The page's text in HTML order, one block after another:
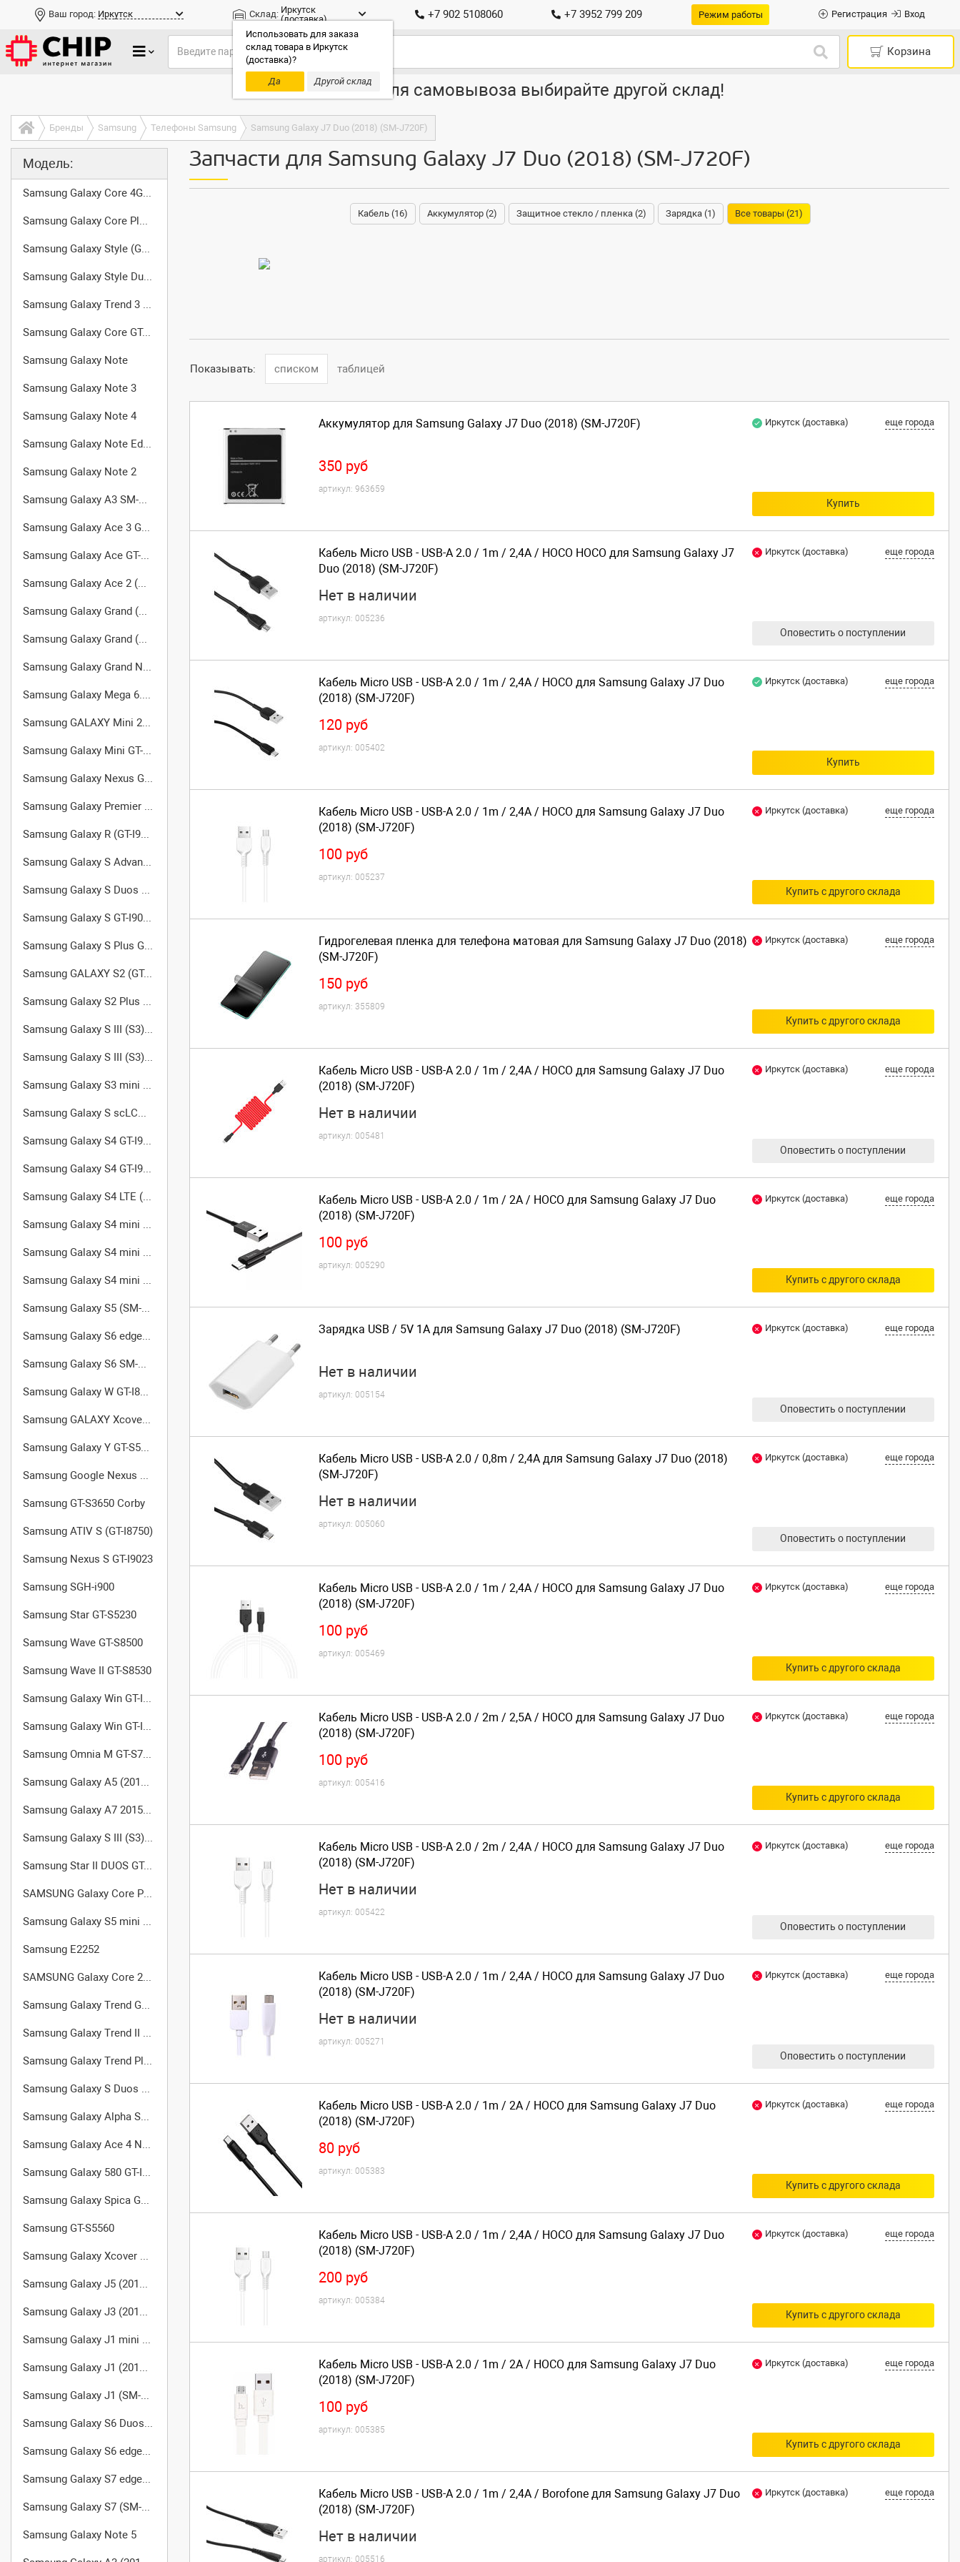
Ваш город: Иркутск Склад: Иркутск
(доставка)
Использовать для заказа
склад товара в Иркутск
(доставка)?
Да
Другой склад
+7 902 5108060 +7 3952 799 209 Режим работы Регистрация Вход
Корзина
Только доставка, для самовывоза выбирайте другой склад!
Бренды Samsung Телефоны Samsung Samsung Galaxy J7 Duo (2018) (SM-J720F)
Модель:
Samsung Galaxy Core 4G (SM-G3518)
Samsung Galaxy Core Plus (SM-G350)
Samsung Galaxy Style (GT-I8268)
Samsung Galaxy Style Duos (GT-I8262D)
Samsung Galaxy Trend 3 (SM-G3502)
Samsung Galaxy Core GT-I8262
Samsung Galaxy Note
Samsung Galaxy Note 3
Samsung Galaxy Note 4
Samsung Galaxy Note Edge
Samsung Galaxy Note 2
Samsung Galaxy A3 SM-A300F/DS
Samsung Galaxy Ace 3 GT-S7270
Samsung Galaxy Ace GT-S5830
Samsung Galaxy Ace 2 (GT-I8160)
Samsung Galaxy Grand (GT-I9080)
Samsung Galaxy Grand (GT-I9082)
Samsung Galaxy Grand Neo (GT-I9060)
Samsung Galaxy Mega 6.3 GT-I9200
Samsung GALAXY Mini 2 (GT-S6500D)
Samsung Galaxy Mini GT-S5570
Samsung Galaxy Nexus GT-I9250
Samsung Galaxy Premier GT-I9260
Samsung Galaxy R (GT-I9103)
Samsung Galaxy S Advance GT-I9070
Samsung Galaxy S Duos GT-S7562
Samsung Galaxy S GT-I9000
Samsung Galaxy S Plus GT-I9001
Samsung GALAXY S2 (GT-I9100)
Samsung Galaxy S2 Plus GT-I9105
Samsung Galaxy S III (S3) GT-I9300
Samsung Galaxy S III (S3) GT-I9305 LTE
Samsung Galaxy S3 mini (GT-I8190)
Samsung Galaxy S scLCD GT-I9003
Samsung Galaxy S4 GT-I9500
Samsung Galaxy S4 GT-I9502
Samsung Galaxy S4 LTE (GT-I9505)
Samsung Galaxy S4 mini Duos GT-I9192
Samsung Galaxy S4 mini GT-I9190
Samsung Galaxy S4 mini Black Edition (GT-I9195)
Samsung Galaxy S5 (SM-G900FD)
Samsung Galaxy S6 edge (SM-G925F)
Samsung Galaxy S6 SM-G920
Samsung Galaxy W GT-I8150
Samsung GALAXY Xcover (GT-S5690)
Samsung Galaxy Y GT-S5360
Samsung Google Nexus S I9020
Samsung GT-S3650 Corby
Samsung ATIV S (GT-I8750)
Samsung Nexus S GT-I9023
Samsung SGH-i900
Samsung Star GT-S5230
Samsung Wave GT-S8500
Samsung Wave II GT-S8530
Samsung Galaxy Win GT-I8550
Samsung Galaxy Win GT-I8552 (Dual SIM)
Samsung Omnia M GT-S7530
Samsung Galaxy A5 (2015) (SM-A500F/DS)
Samsung Galaxy A7 2015 (SM-A700FD)
Samsung Galaxy S III (S3) GT-I9301
Samsung Star II DUOS GT-C6712
SAMSUNG Galaxy Core Prime VE SM-G361H
Samsung Galaxy S5 mini (SM-G800F)
Samsung E2252
SAMSUNG Galaxy Core 2 Duos SM-G355H
Samsung Galaxy Trend GT-S7560
Samsung Galaxy Trend II Duos S7572
Samsung Galaxy Trend Plus GT-S7580
Samsung Galaxy S Duos 2 GT-S7582
Samsung Galaxy Alpha SM-G850F
Samsung Galaxy Ace 4 Neo (SM-G318H/DS)
Samsung Galaxy 580 GT-I5800
Samsung Galaxy Spica GT-I5700
Samsung GT-S5560
Samsung Galaxy Xcover 2 GT-S7710
Samsung Galaxy J5 (2016) (SM-J510FN/DS)
Samsung Galaxy J3 (2016) SM-J320F/DS
Samsung Galaxy J1 mini SM-J105
Samsung Galaxy J1 (2016) (SM-J120F/DS)
Samsung Galaxy J1 (SM-J100FN)
Samsung Galaxy S6 Duos SM-G920FD
Samsung Galaxy S6 edge+ SM-G928F
Samsung Galaxy S7 edge (SM-G935FD)
Samsung Galaxy S7 (SM-G930FD)
Samsung Galaxy Note 5
Запчасти для Samsung Galaxy J7 Duo (2018) (SM-J720F)
Кабель (16) Аккумулятор (2) Защитное стекло / пленка (2) Зарядка (1) Все товары (21)
Показывать: списком таблицей
Аккумулятор для Samsung Galaxy J7 Duo (2018) (SM-J720F)
350 руб
артикул: 963659
Иркутск (доставка) еще города
Купить
Кабель Micro USB - USB-A 2.0 / 1m / 2,4A / HOCO HOCO для Samsung Galaxy J7
Duo (2018) (SM-J720F)
Нет в наличии
артикул: 005236
Иркутск (доставка) еще города
Оповестить о поступлении
Кабель Micro USB - USB-A 2.0 / 1m / 2,4A / HOCO для Samsung Galaxy J7 Duo
(2018) (SM-J720F)
120 руб
артикул: 005402
Иркутск (доставка) еще города
Купить
Кабель Micro USB - USB-A 2.0 / 1m / 2,4A / HOCO для Samsung Galaxy J7 Duo
(2018) (SM-J720F)
100 руб
артикул: 005237
Иркутск (доставка) еще города
Купить с другого склада
Гидрогелевая пленка для телефона матовая для Samsung Galaxy J7 Duo (2018)
(SM-J720F)
150 руб
артикул: 355809
Иркутск (доставка) еще города
Купить с другого склада
Кабель Micro USB - USB-A 2.0 / 1m / 2,4A / HOCO для Samsung Galaxy J7 Duo
(2018) (SM-J720F)
Нет в наличии
артикул: 005481
Иркутск (доставка) еще города
Оповестить о поступлении
Кабель Micro USB - USB-A 2.0 / 1m / 2A / HOCO для Samsung Galaxy J7 Duo
(2018) (SM-J720F)
100 руб
артикул: 005290
Иркутск (доставка) еще города
Купить с другого склада
Зарядка USB / 5V 1A для Samsung Galaxy J7 Duo (2018) (SM-J720F)
Нет в наличии
артикул: 005154
Иркутск (доставка) еще города
Оповестить о поступлении
Кабель Micro USB - USB-A 2.0 / 0,8m / 2,4A для Samsung Galaxy J7 Duo (2018)
(SM-J720F)
Нет в наличии
артикул: 005060
Иркутск (доставка) еще города
Оповестить о поступлении
Кабель Micro USB - USB-A 2.0 / 1m / 2,4A / HOCO для Samsung Galaxy J7 Duo
(2018) (SM-J720F)
100 руб
артикул: 005469
Иркутск (доставка) еще города
Купить с другого склада
Кабель Micro USB - USB-A 2.0 / 2m / 2,5A / HOCO для Samsung Galaxy J7 Duo
(2018) (SM-J720F)
100 руб
артикул: 005416
Иркутск (доставка) еще города
Купить с другого склада
Кабель Micro USB - USB-A 2.0 / 2m / 2,4A / HOCO для Samsung Galaxy J7 Duo
(2018) (SM-J720F)
Нет в наличии
артикул: 005422
Иркутск (доставка) еще города
Оповестить о поступлении
Кабель Micro USB - USB-A 2.0 / 1m / 2,4A / HOCO для Samsung Galaxy J7 Duo
(2018) (SM-J720F)
Нет в наличии
артикул: 005271
Иркутск (доставка) еще города
Оповестить о поступлении
Кабель Micro USB - USB-A 2.0 / 1m / 2A / HOCO для Samsung Galaxy J7 Duo
(2018) (SM-J720F)
80 руб
артикул: 005383
Иркутск (доставка) еще города
Купить с другого склада
Кабель Micro USB - USB-A 2.0 / 1m / 2,4A / HOCO для Samsung Galaxy J7 Duo
(2018) (SM-J720F)
200 руб
артикул: 005384
Иркутск (доставка) еще города
Купить с другого склада
Кабель Micro USB - USB-A 2.0 / 1m / 2A / HOCO для Samsung Galaxy J7 Duo
(2018) (SM-J720F)
100 руб
артикул: 005385
Иркутск (доставка) еще города
Купить с другого склада
Кабель Micro USB - USB-A 2.0 / 1m / 2,4A / Borofone для Samsung Galaxy J7 Duo
(2018) (SM-J720F)
Нет в наличии
артикул: 005516
Иркутск (доставка) еще города